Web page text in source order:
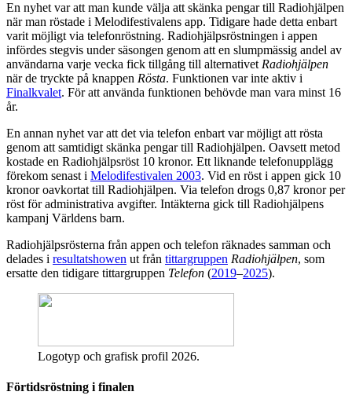
En nyhet var att man kunde välja att skänka pengar till Radiohjälpen
när man röstade i Melodifestivalens app. Tidigare hade detta enbart
varit möjligt via telefonröstning. Radiohjälpsröstningen i appen
infördes stegvis under säsongen genom att en slumpmässig andel av
användarna varje vecka fick tillgång till alternativet Radiohjälpen
när de tryckte på knappen Rösta. Funktionen var inte aktiv i
Finalkvalet. För att använda funktionen behövde man vara minst 16
år.
En annan nyhet var att det via telefon enbart var möjligt att rösta
genom att samtidigt skänka pengar till Radiohjälpen. Oavsett metod
kostade en Radiohjälpsröst 10 kronor. Ett liknande telefonupplägg
förekom senast i Melodifestivalen 2003. Vid en röst i appen gick 10
kronor oavkortat till Radiohjälpen. Via telefon drogs 0,87 kronor per
röst för administrativa avgifter. Intäkterna gick till Radiohjälpens
kampanj Världens barn.
Radiohjälpsrösterna från appen och telefon räknades samman och
delades i resultatshowen ut från tittargruppen Radiohjälpen, som
ersatte den tidigare tittargruppen Telefon (2019–2025).
Logotyp och grafisk profil 2026.
Förtidsröstning i finalen